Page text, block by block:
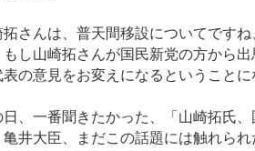
さんは、普天間移設についてです
もし山崎拓さんが国民新党の方から
の意見をお変えになるということに
、一番聞きたかった、「山崎拓氏
井大臣、まだこの話題には触れら